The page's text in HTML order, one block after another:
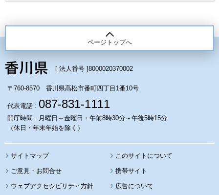
ページトップへ
[ 法人番号 ]8000020370002
〒760-8570 香川県高松市番町四丁目1番10号
代表電話 : 087-831-1111
開庁時間 : 月曜日～金曜日・午前8時30分～午後5時15分
（休日・年末年始を除く）
サイトマップ このサイトについて
携帯サイト
ウェブアクセシビリティ方針 広告について